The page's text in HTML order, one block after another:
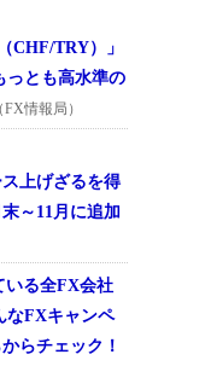
CHF/TRY）」
っとも高水準の
（FX情報局）
上げざるを得
～11月に追加
いる全FX会社
なFXキャンペ
らチェック！